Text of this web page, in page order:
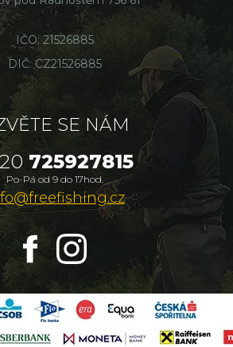
IČO: 21526885
DIČ: CZ21526885
SE NÁM
725927815
Po-Pá od 9 do 17hod.